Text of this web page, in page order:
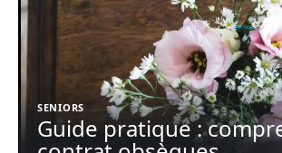
SENIORS
Guide pratique :